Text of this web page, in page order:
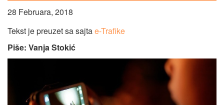
28 Februara, 2018
Tekst je preuzet sa sajtae-Trafike
Piše: Vanja Stokić